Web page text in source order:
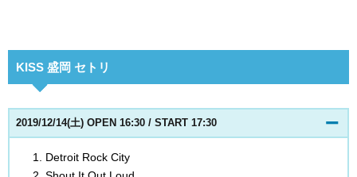
KISS 盛岡 セトリ
2019/12/14(土) OPEN 16:30 / START 17:30
Detroit Rock City